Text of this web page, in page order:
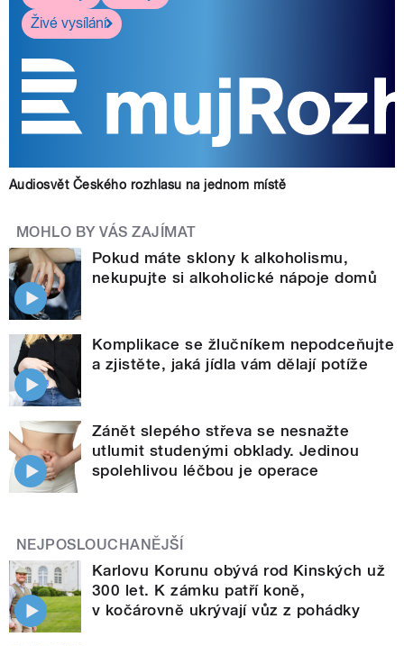
Živé vysílání
Audiosvět Českého rozhlasu na jednom místě
MOHLO BY VÁS ZAJÍMAT
Pokud máte sklony k alkoholismu,
nekupujte si alkoholické nápoje domů
Komplikace se žlučníkem nepodceňujte
a zjistěte, jaká jídla vám dělají potíže
Zánět slepého střeva se nesnažte
utlumit studenými obklady. Jedinou
spolehlivou léčbou je operace
NEJPOSLOUCHANĚJŠÍ
Karlovu Korunu obývá rod Kinských už
300 let. K zámku patří koně,
v kočárovně ukrývají vůz z pohádky